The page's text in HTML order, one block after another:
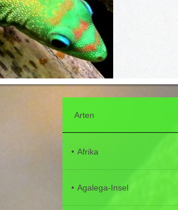
Arten
Afrika
Agalega-Insel